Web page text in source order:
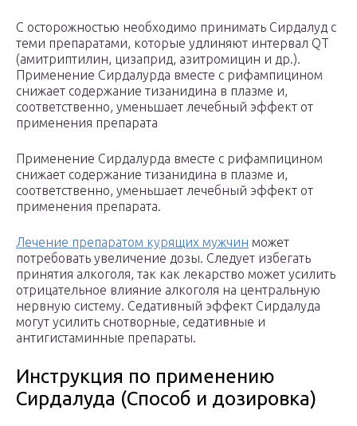
С осторожностью необходимо принимать Сирдалуд с
теми препаратами, которые удлиняют интервал QT
(амитриптилин, цизаприд, азитромицин и др.).
Применение Сирдалурда вместе с рифампицином
снижает содержание тизанидина в плазме и,
соответственно, уменьшает лечебный эффект от
применения препарата
Применение Сирдалурда вместе с рифампицином
снижает содержание тизанидина в плазме и,
соответственно, уменьшает лечебный эффект от
применения препарата.
Лечение препаратом курящих мужчин может
потребовать увеличение дозы. Следует избегать
принятия алкоголя, так как лекарство может усилить
отрицательное влияние алкоголя на центральную
нервную систему. Седативный эффект Сирдалуда
могут усилить снотворные, седативные и
антигистаминные препараты.
Инструкция по применению
Сирдалуда (Способ и дозировка)